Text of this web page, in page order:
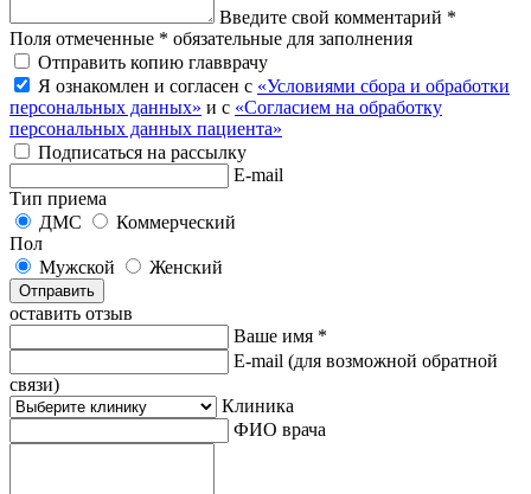
Введите свой комментарий *
Поля отмеченные * обязательные для заполнения
Отправить копию главврачу
Я ознакомлен и согласен с «Условиями сбора и обработки
персональных данных» и с «Согласием на обработку
персональных данных пациента»
Подписаться на рассылку
E-mail
Тип приема
ДМС
Коммерческий
Пол
Мужской
Женский
Отправить
оставить отзыв
Ваше имя *
E-mail (для возможной обратной
связи)
Клиника
ФИО врача